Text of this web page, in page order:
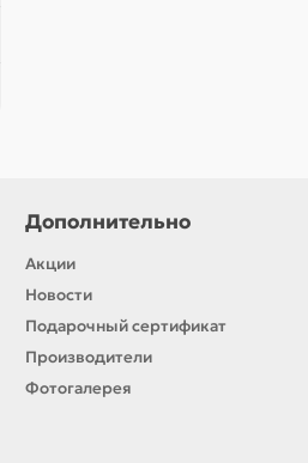
Дополнительно
Акции
Новости
Подарочный сертификат
Производители
Фотогалерея